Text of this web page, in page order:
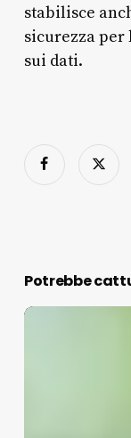
stabilisce
sicurezza
sui dati.
Potrebbe